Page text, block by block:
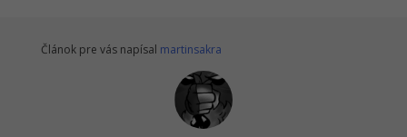
Článok pre vás napísal martinsakra